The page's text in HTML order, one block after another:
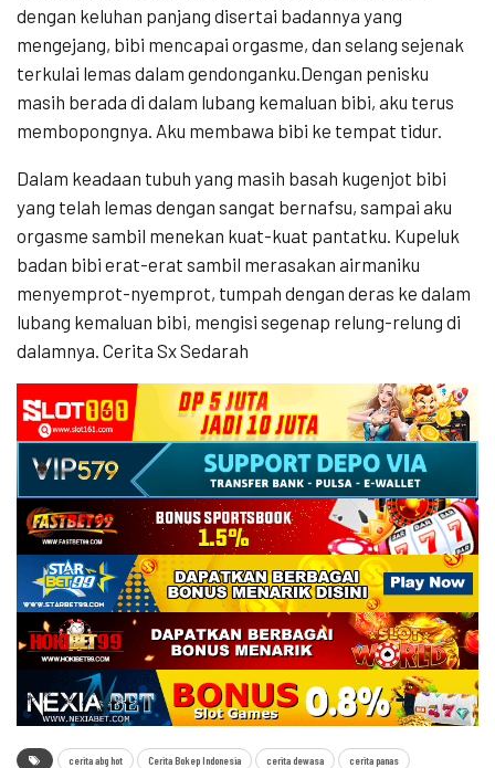
dengan keluhan panjang disertai badannya yang
mengejang, bibi mencapai orgasme, dan selang sejenak
terkulai lemas dalam gendonganku.Dengan penisku
masih berada di dalam lubang kemaluan bibi, aku terus
membopongnya. Aku membawa bibi ke tempat tidur.
Dalam keadaan tubuh yang masih basah kugenjot bibi
yang telah lemas dengan sangat bernafsu, sampai aku
orgasme sambil menekan kuat-kuat pantatku. Kupeluk
badan bibi erat-erat sambil merasakan airmaniku
menyemprot-nyemprot, tumpah dengan deras ke dalam
lubang kemaluan bibi, mengisi segenap relung-relung di
dalamnya. Cerita Sx Sedarah
cerita abg hot Cerita Bokep Indonesia cerita dewasa cerita panas